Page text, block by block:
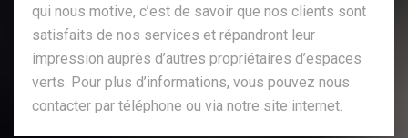
qui nous motive, c’est de savoir que nos clients sont
satisfaits de nos services et répandront leur
impression auprès d’autres propriétaires d’espaces
verts. Pour plus d’informations, vous pouvez nous
contacter par téléphone ou via notre site internet.